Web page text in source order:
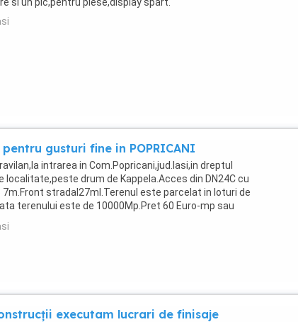
gusturi fine in POPRICANI
intrarea in Com.Popricani,jud.Iasi,in dreptul
localitate,peste drum de Kappela.Acces din DN24C cu
7m.Front stradal27ml.Terenul este parcelat in loturi de
terenului este de 10000Mp.Pret 60 Euro-mp sau
500mp.Cu drep ...
executam lucrari de finisaje